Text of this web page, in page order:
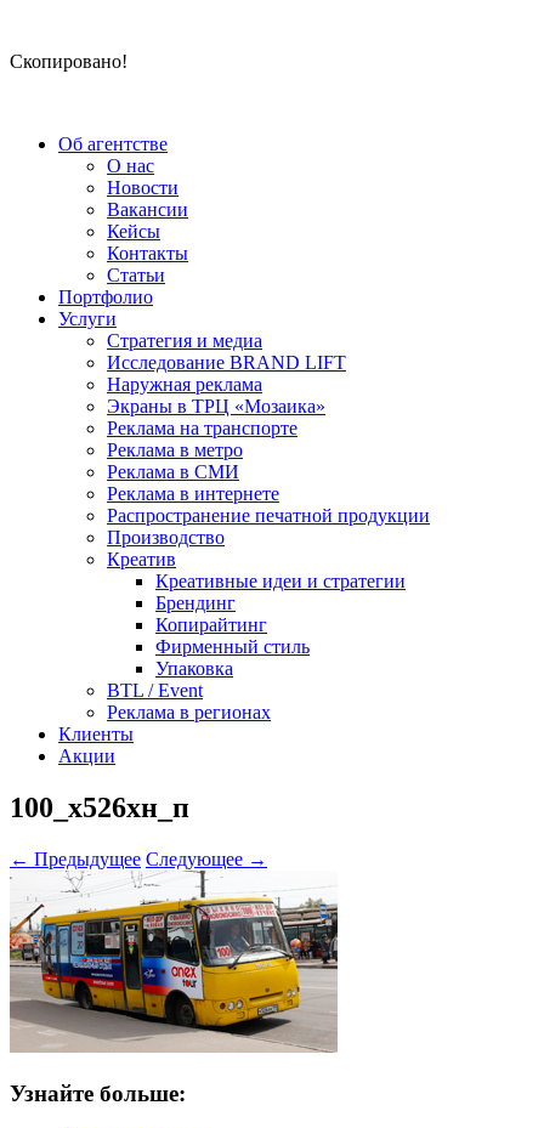
Скопировано!
Об агентстве
О нас
Новости
Вакансии
Кейсы
Контакты
Статьи
Портфолио
Услуги
Стратегия и медиа
Исследование BRAND LIFT
Наружная реклама
Экраны в ТРЦ «Мозаика»
Реклама на транспорте
Реклама в метро
Реклама в СМИ
Реклама в интернете
Распространение печатной продукции
Производство
Креатив
Креативные идеи и стратегии
Брендинг
Копирайтинг
Фирменный стиль
Упаковка
BTL / Event
Реклама в регионах
Клиенты
Акции
100_х526хн_п
← Предыдущее Следующее →
Узнайте больше: